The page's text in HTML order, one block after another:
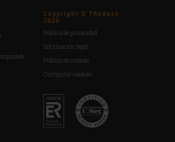
Copyright © TRedess
2020
Política de privacidad
Información legal
Política de cookies
Configurar cookies